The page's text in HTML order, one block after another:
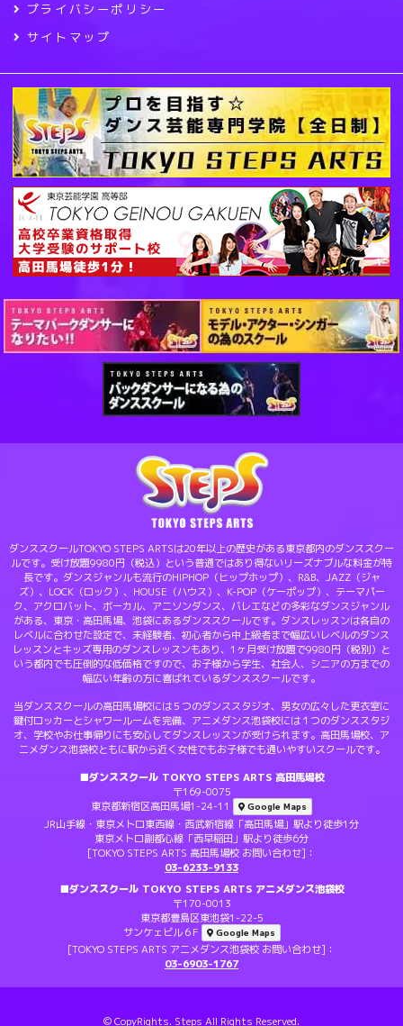
プライバシーポリシー
サイトマップ
ダンススクールTOKYO STEPS ARTSは20年以上の歴史がある東京都内のダンススクー
ルです。受け放題9980円（税込）という普通ではあり得ないリーズナブルな料金が特
長です。ダンスジャンルも流行のHIPHOP（ヒップホップ）、R&B、JAZZ（ジャ
ズ）、LOCK（ロック）、HOUSE（ハウス）、K-POP（ケーポップ）、テーマパー
ク、アクロバット、ボーカル、アニソンダンス、バレエなどの多彩なダンスジャンル
がある、東京・高田馬場、池袋にあるダンススクールです。ダンスレッスンは各自の
レベルに合わせた設定で、未経験者、初心者から中上級者まで幅広いレベルのダンス
レッスンとキッズ専用のダンスレッスンもあり、1ヶ月受け放題で9980円（税別）と
いう都内でも圧倒的な低価格ですので、お子様から学生、社会人、シニアの方までの
幅広い年齢の方に喜ばれているダンススクールです。
当ダンススクールの高田馬場校には５つのダンススタジオ、男女の広々した更衣室に
鍵付ロッカーとシャワールームを完備、アニメダンス池袋校には１つのダンススタジ
オ、学校やお仕事帰りにも安心してダンスレッスンが受けられます。高田馬場校、ア
ニメダンス池袋校ともに駅から近く女性でもお子様でも通いやすいスクールです。
■ダンススクール TOKYO STEPS ARTS 高田馬場校
〒169-0075
東京都新宿区高田馬場1-24-11
Google Maps
JR山手線・東京メトロ東西線・西武新宿線「高田馬場」駅より徒歩1分
東京メトロ副都心線「西早稲田」駅より徒歩6分
[TOKYO STEPS ARTS 高田馬場校 お問い合わせ]：
03-6233-9133
■ダンススクール TOKYO STEPS ARTS アニメダンス池袋校
〒170-0013
東京都豊島区東池袋1-22-5
サンケェビル６F
Google Maps
[TOKYO STEPS ARTS アニメダンス池袋校 お問い合わせ]：
03-6903-1767
© CopyRights. Steps All Rights Reserved.